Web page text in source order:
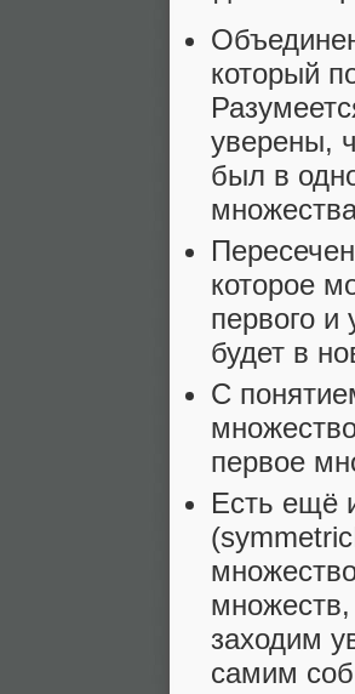
который
уверены,
был в
которое
первого и
будет в
С
первое
Есть ещё
заходим
самим